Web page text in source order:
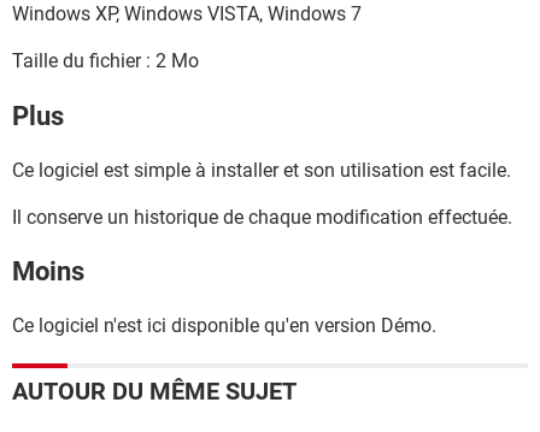
Windows XP, Windows VISTA, Windows 7
Taille du fichier : 2 Mo
Plus
Ce logiciel est simple à installer et son utilisation est facile.
Il conserve un historique de chaque modification effectuée.
Moins
Ce logiciel n'est ici disponible qu'en version Démo.
AUTOUR DU MÊME SUJET